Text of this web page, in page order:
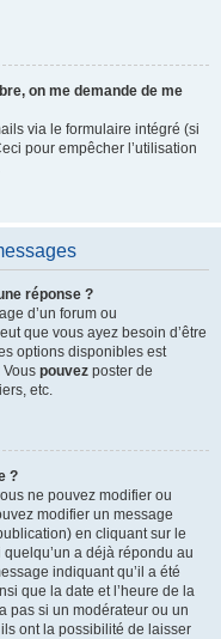
on me demande de me
via le formulaire intégré (si
pour empêcher l’utilisation
réponse ?
d’un forum ou
que vous ayez besoin d’être
options disponibles est
pouvez poster de
etc.
?
ne pouvez modifier ou
modifier un message
en cliquant sur le
a déjà répondu au
indiquant qu’il a été
que la date et l’heure de la
pas si un modérateur ou un
ont la possibilité de laisser